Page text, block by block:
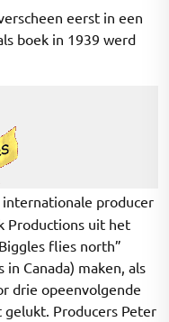
eerst in een
boek in 1939 werd
internationale producer
Productions uit het
flies north”
Canada) maken, als
drie opeenvolgende
gelukt. Producers Peter